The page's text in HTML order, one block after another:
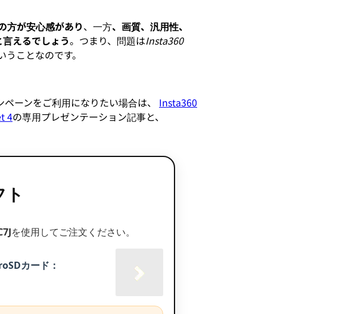
方が安心感があり、一方、画質、汎用性、
えるでしょう。つまり、問題はInsta360
うことなのです。
ーンをご利用になりたい場合は、 Insta360
4の専用プレゼンテーション記事と、
を使用してご注文ください。
カード：